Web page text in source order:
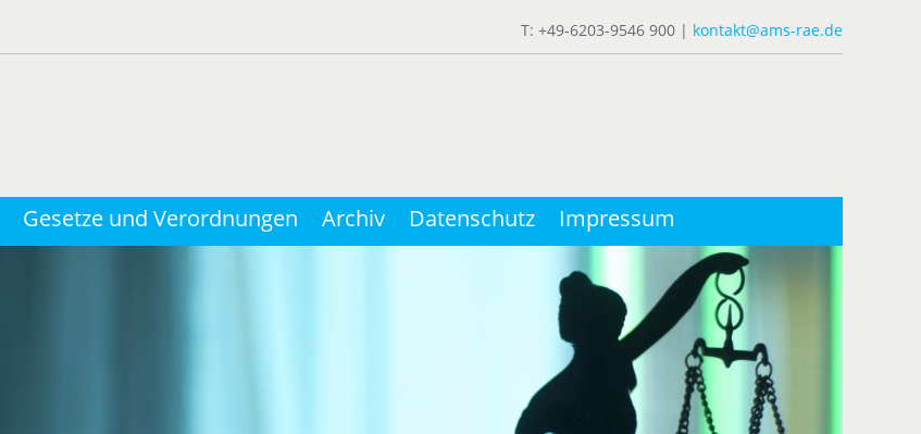
T: +49-6203-9546 900 | kontakt@ams-rae.de
Gesetze und Verordnungen Archiv Datenschutz Impressum